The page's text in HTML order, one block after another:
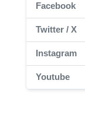
Facebook
Twitter / X
Instagram
Youtube